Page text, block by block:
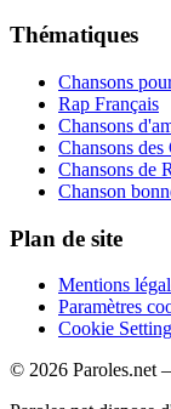
Thématiques
Chansons
Rap Français
Chansons
Chansons des
Chansons de
Chanson
Plan de site
Mentions
Paramètres
Cookie
© 2026 Paroles.net